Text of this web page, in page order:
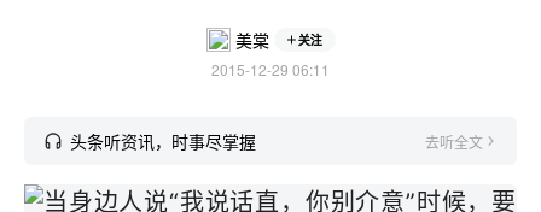
美棠 关注
2015-12-29 06:11
头条听资讯，时事尽掌握 去听全文